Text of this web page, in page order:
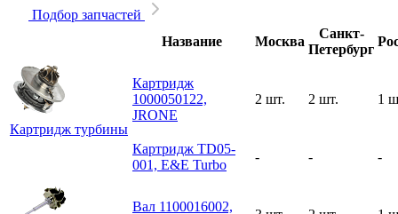
Подбор запчастей
Название
Москва
Санкт-
Петербург
Картридж турбины
Картридж
1000050122,
JRONE
2 шт. 2 шт. 1
Картридж TD05-
001, E&E Turbo
- - -
Вал 1100016002,